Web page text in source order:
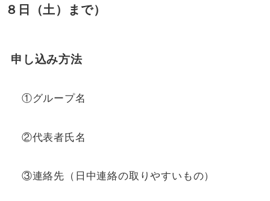
８日（土）まで）
申し込み方法
①グループ名
②代表者氏名
③連絡先（日中連絡の取りやすいもの）